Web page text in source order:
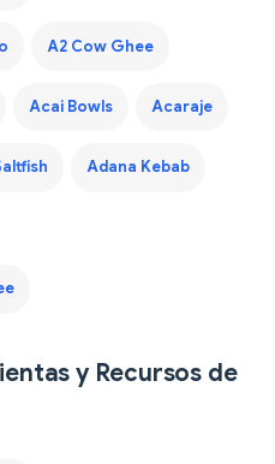
A2 Cow Ghee
Acai Bowls Acaraje
Adana Kebab
y Recursos de